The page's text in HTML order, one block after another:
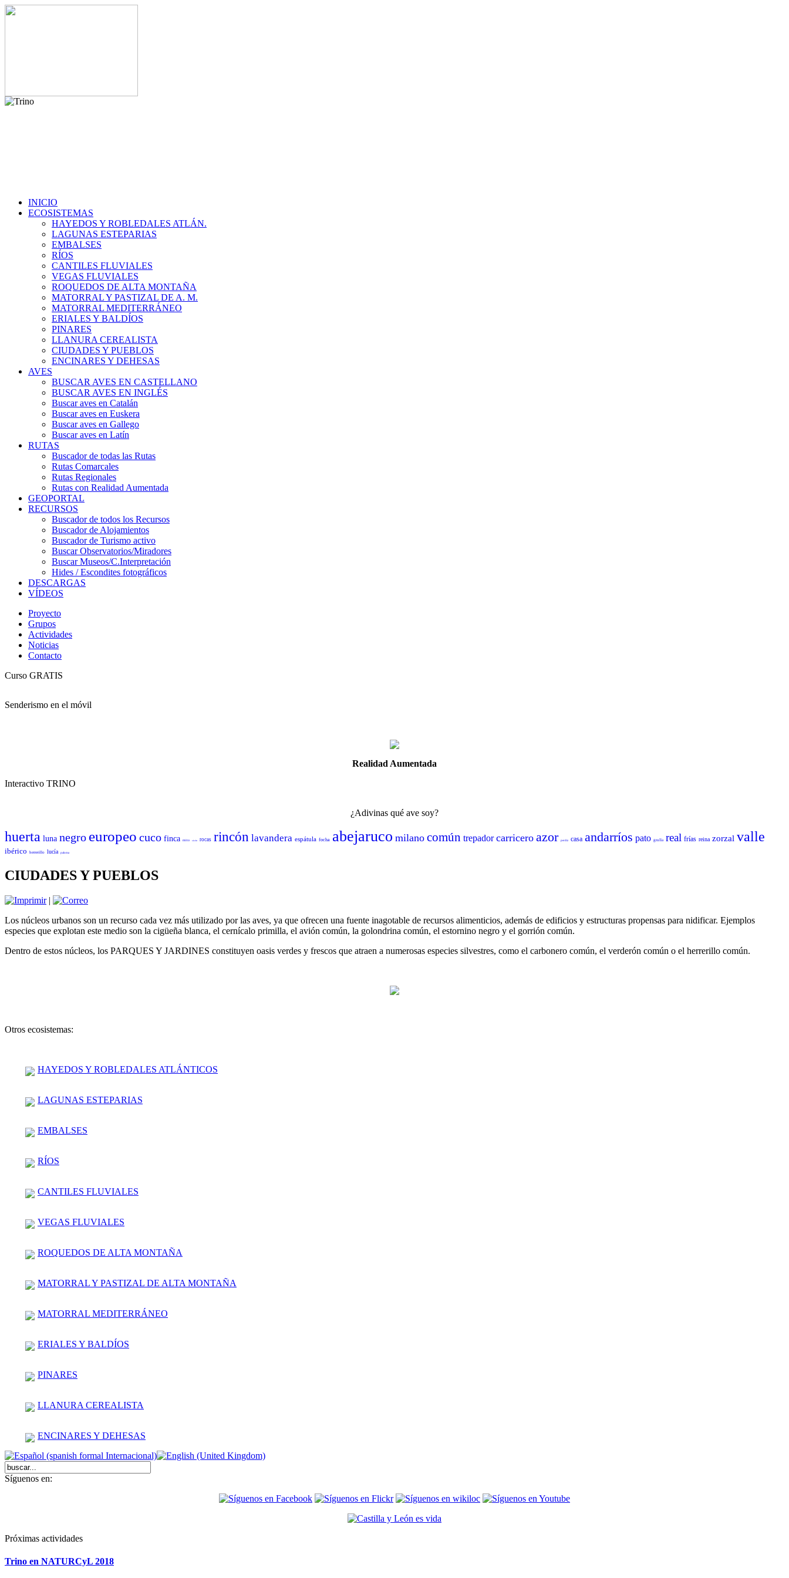
INICIO
ECOSISTEMAS
HAYEDOS Y ROBLEDALES ATLÁN.
LAGUNAS ESTEPARIAS
EMBALSES
RÍOS
CANTILES FLUVIALES
VEGAS FLUVIALES
ROQUEDOS DE ALTA MONTAÑA
MATORRAL Y PASTIZAL DE A. M.
MATORRAL MEDITERRÁNEO
ERIALES Y BALDÍOS
PINARES
LLANURA CEREALISTA
CIUDADES Y PUEBLOS
ENCINARES Y DEHESAS
AVES
BUSCAR AVES EN CASTELLANO
BUSCAR AVES EN INGLÉS
Buscar aves en Catalán
Buscar aves en Euskera
Buscar aves en Gallego
Buscar aves en Latín
RUTAS
Buscador de todas las Rutas
Rutas Comarcales
Rutas Regionales
Rutas con Realidad Aumentada
GEOPORTAL
RECURSOS
Buscador de todos los Recursos
Buscador de Alojamientos
Buscador de Turismo activo
Buscar Observatorios/Miradores
Buscar Museos/C.Interpretación
Hides / Escondites fotográficos
DESCARGAS
VÍDEOS
Proyecto
Grupos
Actividades
Noticias
Contacto
Curso GRATIS
Senderismo en el móvil
Realidad Aumentada
Interactivo TRINO
¿Adivinas qué ave soy?
huerta luna negro europeo cuco finca mito sisón rocas rincón lavandera espátula focha abejaruco milano común trepador carricero azor perdiz casa andarríos pato grulla real frías reina zorzal valle
ibérico herrerillo lucía paloma
CIUDADES Y PUEBLOS
|
Los núcleos urbanos son un recurso cada vez más utilizado por las aves, ya que ofrecen una fuente inagotable de recursos alimenticios, además de edificios y estructuras propensas para nidificar. Ejemplos
especies que explotan este medio son la cigüeña blanca, el cernícalo primilla, el avión común, la golondrina común, el estornino negro y el gorrión común.
Dentro de estos núcleos, los PARQUES Y JARDINES constituyen oasis verdes y frescos que atraen a numerosas especies silvestres, como el carbonero común, el verderón común o el herrerillo común.
Otros ecosistemas:
HAYEDOS Y ROBLEDALES ATLÁNTICOS
LAGUNAS ESTEPARIAS
EMBALSES
RÍOS
CANTILES FLUVIALES
VEGAS FLUVIALES
ROQUEDOS DE ALTA MONTAÑA
MATORRAL Y PASTIZAL DE ALTA MONTAÑA
MATORRAL MEDITERRÁNEO
ERIALES Y BALDÍOS
PINARES
LLANURA CEREALISTA
ENCINARES Y DEHESAS
Síguenos en:
Próximas actividades
Trino en NATURCyL 2018